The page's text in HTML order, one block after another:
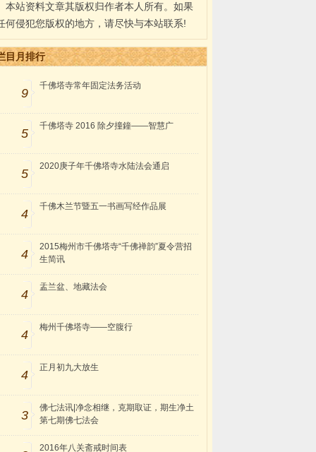
本站资料文章其版权归作者本人所有。如果
何侵犯您版权的地方，请尽快与本站联系!
目月排行
9
千佛塔寺常年固定法务活动
5
千佛塔寺 2016 除夕撞鐘——智慧广
5
2020庚子年千佛塔寺水陆法会通启
4
千佛木兰节暨五一书画写经作品展
4
2015梅州市千佛塔寺“千佛禅韵”夏令营招
生简讯
4
盂兰盆、地藏法会
4
梅州千佛塔寺——空腹行
4
正月初九大放生
3
佛七法讯|净念相继，克期取证，期生净土
第七期佛七法会
2016年八关斋戒时间表